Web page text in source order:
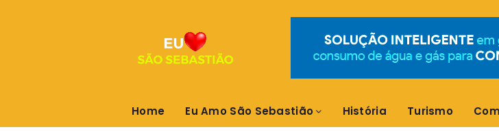
Home Eu Amo São Sebastião História Turismo